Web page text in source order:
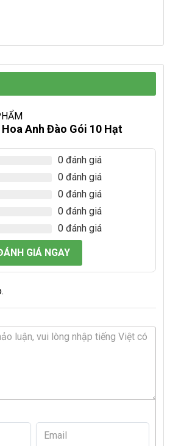
Anh Đào Gói 10 Hạt
0 đánh giá
0 đánh giá
0 đánh giá
0 đánh giá
0 đánh giá
GIÁ NGAY